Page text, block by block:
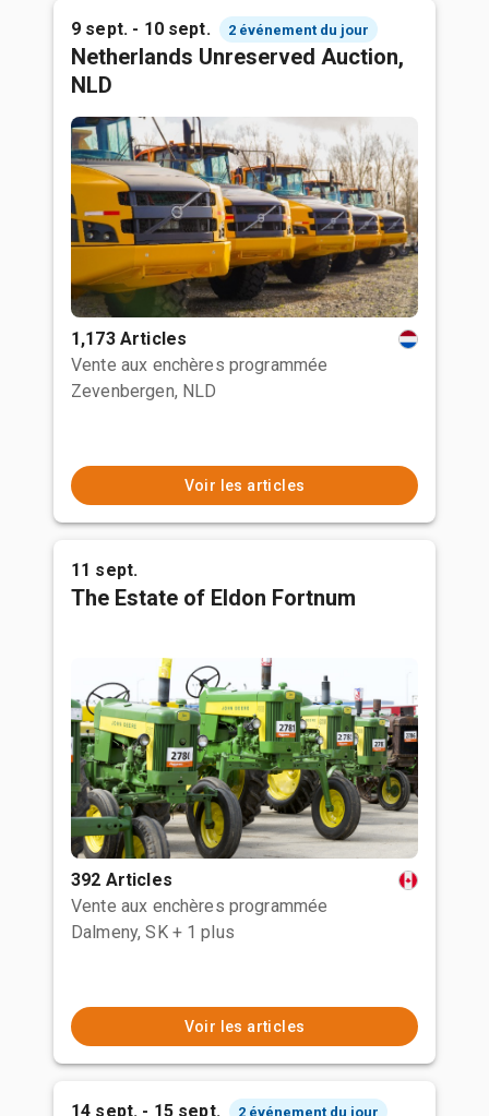
9 sept. - 10 sept. 2 événement du jour
Netherlands Unreserved Auction,
NLD
1,173 Articles
Vente aux enchères programmée
Zevenbergen, NLD
Voir les articles
11 sept.
The Estate of Eldon Fortnum
392 Articles
Vente aux enchères programmée
Dalmeny, SK + 1 plus
Voir les articles
14 sept. - 15 sept. 2 événement du jour